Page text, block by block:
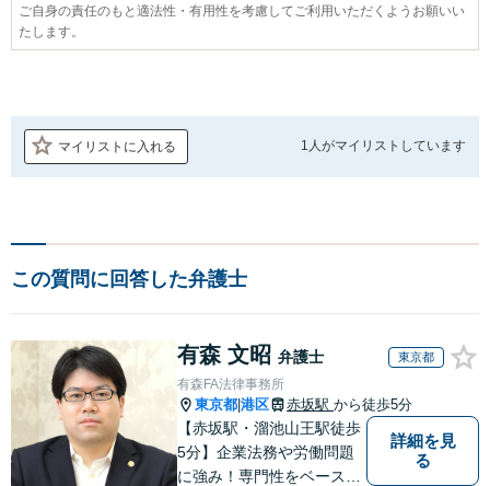
ご自身の責任のもと適法性・有用性を考慮してご利用いただくようお願いい
たします。
マイリストに入れる 1人がマイリストしています
この質問に回答した弁護士
有森 文昭 弁護士 東京都
有森FA法律事務所
東京都 港区 赤坂駅 から徒歩5分
【赤坂駅・溜池山王駅徒歩
5分】企業法務や労働問題
に強み！専門性をベースに
詳細を見
る